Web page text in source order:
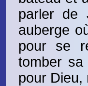
parler de
auberge
pour se
tomber
pour Dieu,